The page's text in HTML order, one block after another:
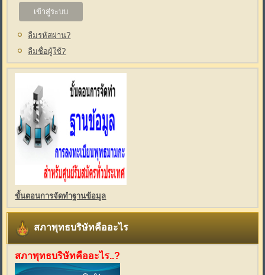
ลืมรหัสผ่าน?
ลืมชื่อผู้ใช้?
ขั้นตอนการจัดทำฐานข้อมูล
สภาพุทธบริษัทคืออะไร
สภาพุทธบริษัทคืออะไร..?